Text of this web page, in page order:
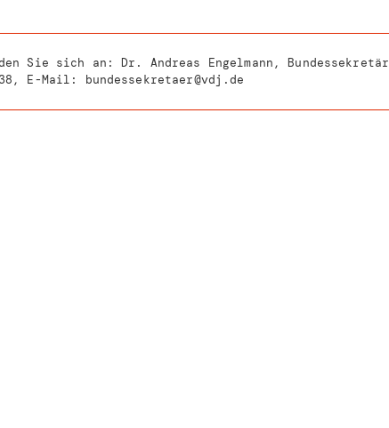
Sie sich an: Dr. Andreas Engelmann, Bundessekretär
, E-Mail: bundessekretaer@vdj.de